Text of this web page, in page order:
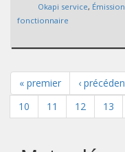
Okapi service,
fonctionnaire
« premier ‹
10
11 12 13